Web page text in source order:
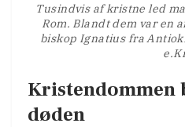
Tusindvis af kristne led
Rom. Blandt dem var en
biskop Ignatius fra
Kristendommen
døden